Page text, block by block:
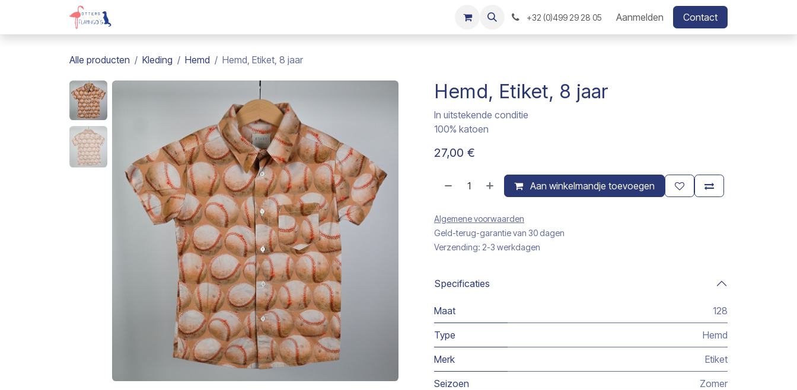
Overslaan naar inhoud
+32 (0)499 29 28 05 Aanmelden Contact
Alle producten Kleding Hemd Hemd, Etiket, 8 jaar
Hemd, Etiket, 8 jaar
In uitstekende conditie
100% katoen
27,00 €
Aan winkelmandje toevoegen
Algemene voorwaarden
Geld-terug-garantie van 30 dagen
Verzending: 2-3 werkdagen
Specificaties
Maat 128
Type Hemd
Merk Etiket
Seizoen Zomer